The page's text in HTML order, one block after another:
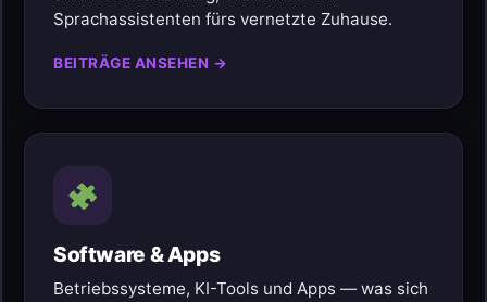
Sprachassistenten fürs vernetzte Zuhause.
BEITRÄGE ANSEHEN →
Software & Apps
Betriebssysteme, KI-Tools und Apps — was sich